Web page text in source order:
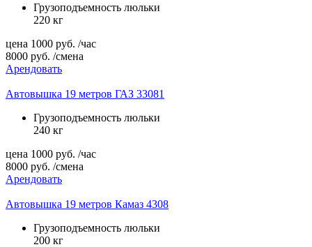
Грузоподъемность люльки
220 кг
цена 1000 руб. /час
8000 руб. /смена
Арендовать
Автовышка 19 метров ГАЗ 33081
Грузоподъемность люльки
240 кг
цена 1000 руб. /час
8000 руб. /смена
Арендовать
Автовышка 19 метров Камаз 4308
Грузоподъемность люльки
200 кг